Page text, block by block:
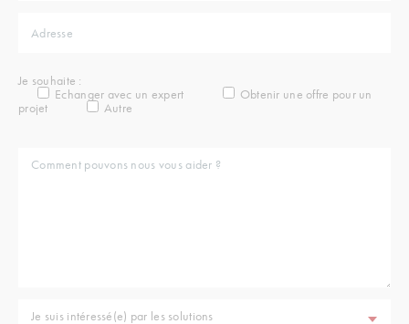
Je souhaite :
Echanger avec un expert
Obtenir une offre pour un
projet
Autre
Je suis intéressé(e) par les solutions